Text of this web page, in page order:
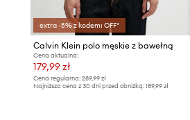
extra -5% z kodem: OFF*
Calvin Klein polo męskie z bawełną
Cena aktualna:
179,99 zł
Cena regularna: 289,99 zł
Najniższa cena z 30 dni przed obniżką: 189,99 zł